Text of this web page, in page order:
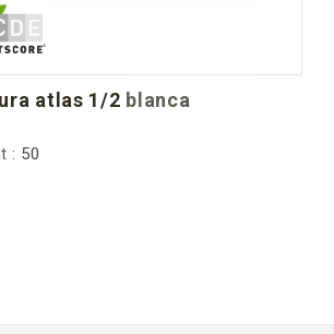
atlas 1/2 blanca
: 50